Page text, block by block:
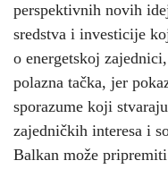
perspektivnih novih
sredstva i investicije
o energetskoj
polazna tačka, jer
sporazume koji
zajedničkih interesa i
Balkan može